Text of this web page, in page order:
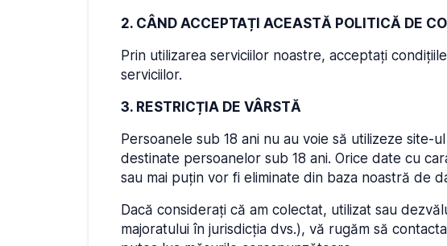
2. CÂND ACCEPTAȚI ACEASTĂ POLITICĂ DE
Prin utilizarea serviciilor noastre, acceptați
serviciilor.
3. RESTRICȚIA DE VÂRSTĂ
Persoanele sub 18 ani nu au voie să utilizeze
destinate persoanelor sub 18 ani. Orice date cu
sau mai puțin vor fi eliminate din baza noastră de
Dacă considerați că am colectat, utilizat sau
majoratului în jurisdicția dvs.), vă rugăm să